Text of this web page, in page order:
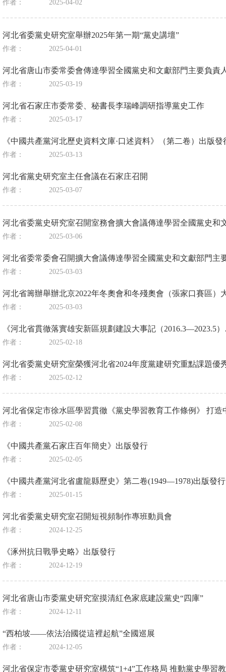
作者： 2025-04-02
河北省委黨史研究室舉辦2025年第一期“黨史講壇”
作者： 2025-04-01
河北省唐山市委常委會傳達學習全國黨史和文獻部門主要負
作者： 2025-03-19
河北省石家庄市委常委、秘書長李瑞峰調研指導黨史工作
作者： 2025-03-17
《中國共產黨河北歷史資料文庫·口述資料》（第二卷）出版發
作者： 2025-03-13
河北省黨史研究室主任會議在石家庄召開
作者： 2025-03-07
河北省委黨史研究室召開室務會擴大會議傳達學習全國黨史
作者： 2025-03-06
河北省委常委會召開擴大會議傳達學習全國黨史和文獻部門主
作者： 2025-03-03
河北省籌辦舉辦北京2022年冬奧會和冬殘奧會（張家口賽區）
作者： 2025-03-03
《河北省貫徹落實雄安新區規劃建設大事記（2016.3—2023.5
作者： 2025-02-18
河北省委黨史研究室榮獲河北省2024年度黨建研究重點課題優
作者： 2025-02-12
河北省保定市徐水區學習貫徹《黨史學習教育工作條例》 打
作者： 2025-02-08
《中國共產黨石家庄百年簡史》出版發行
作者： 2025-02-05
《中國共產黨河北省盧龍縣歷史》第二卷(1949—1978)出版發行
作者： 2025-01-15
河北省委黨史研究室召開短視頻制作專班動員會
作者： 2024-12-25
《涿州抗日戰爭史略》出版發行
作者： 2024-12-19
河北省唐山市委黨史研究室摸清紅色家底建設黨史“四庫”
作者： 2024-12-11
“西柏坡——依法治國從這裡起航”全國巡展
作者： 2024-12-05
河北省保定市委黨史研究室構筑“1+4”工作格局 推動黨史學習